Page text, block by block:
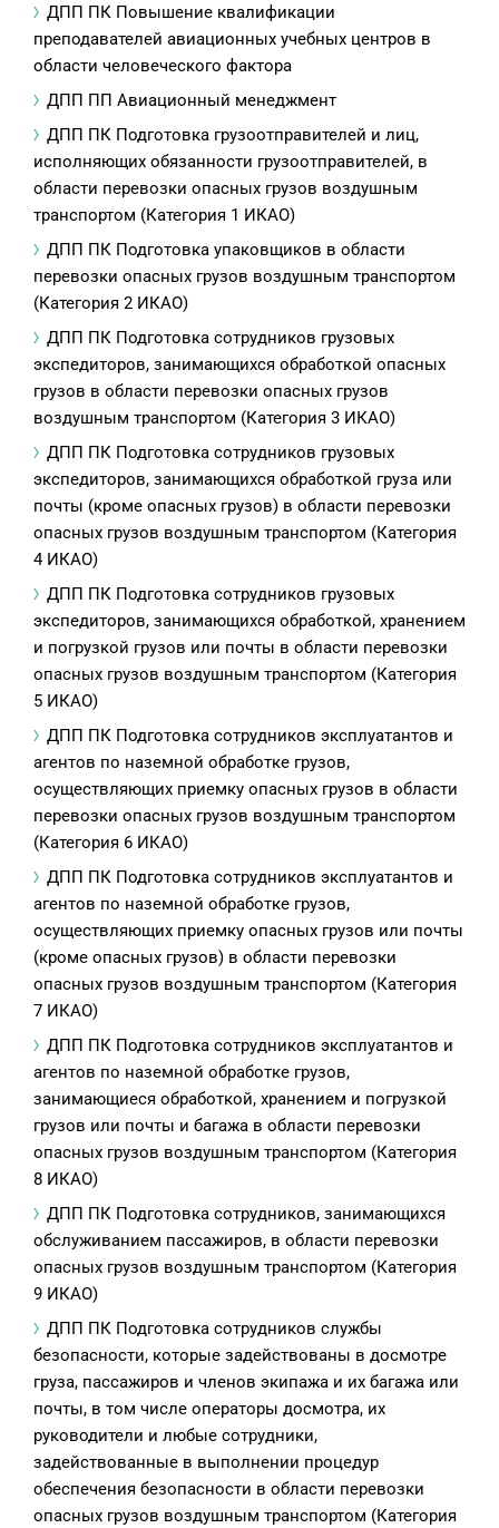
ДПП ПК Повышение квалификации
преподавателей авиационных учебных центров в
области человеческого фактора
ДПП ПП Авиационный менеджмент
ДПП ПК Подготовка грузоотправителей и лиц,
исполняющих обязанности грузоотправителей, в
области перевозки опасных грузов воздушным
транспортом (Категория 1 ИКАО)
ДПП ПК Подготовка упаковщиков в области
перевозки опасных грузов воздушным транспортом
(Категория 2 ИКАО)
ДПП ПК Подготовка сотрудников грузовых
экспедиторов, занимающихся обработкой опасных
грузов в области перевозки опасных грузов
воздушным транспортом (Категория 3 ИКАО)
ДПП ПК Подготовка сотрудников грузовых
экспедиторов, занимающихся обработкой груза или
почты (кроме опасных грузов) в области перевозки
опасных грузов воздушным транспортом (Категория
4 ИКАО)
ДПП ПК Подготовка сотрудников грузовых
экспедиторов, занимающихся обработкой, хранением
и погрузкой грузов или почты в области перевозки
опасных грузов воздушным транспортом (Категория
5 ИКАО)
ДПП ПК Подготовка сотрудников эксплуатантов и
агентов по наземной обработке грузов,
осуществляющих приемку опасных грузов в области
перевозки опасных грузов воздушным транспортом
(Категория 6 ИКАО)
ДПП ПК Подготовка сотрудников эксплуатантов и
агентов по наземной обработке грузов,
осуществляющих приемку опасных грузов или почты
(кроме опасных грузов) в области перевозки
опасных грузов воздушным транспортом (Категория
7 ИКАО)
ДПП ПК Подготовка сотрудников эксплуатантов и
агентов по наземной обработке грузов,
занимающиеся обработкой, хранением и погрузкой
грузов или почты и багажа в области перевозки
опасных грузов воздушным транспортом (Категория
8 ИКАО)
ДПП ПК Подготовка сотрудников, занимающихся
обслуживанием пассажиров, в области перевозки
опасных грузов воздушным транспортом (Категория
9 ИКАО)
ДПП ПК Подготовка сотрудников службы
безопасности, которые задействованы в досмотре
груза, пассажиров и членов экипажа и их багажа или
почты, в том числе операторы досмотра, их
руководители и любые сотрудники,
задействованные в выполнении процедур
обеспечения безопасности в области перевозки
опасных грузов воздушным транспортом (Категория